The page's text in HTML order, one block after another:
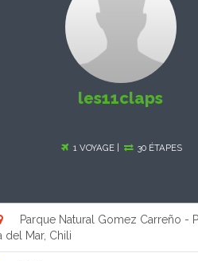
les11claps
1 VOYAGE | 30 ÉTAPES
Parque Natural Gomez Carreño -
del Mar, Chili